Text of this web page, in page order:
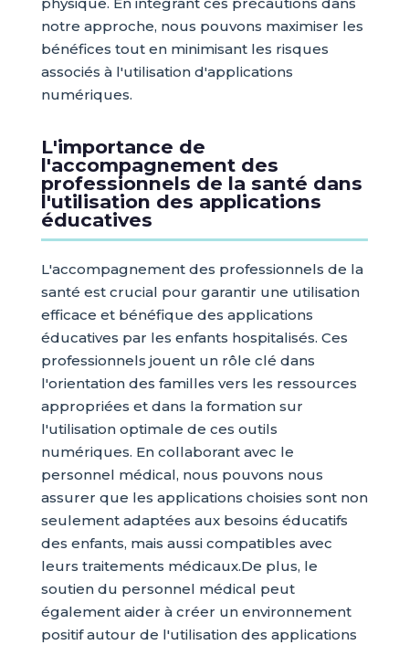
notre approche, nous pouvons maximiser les
bénéfices tout en minimisant les risques
associés à l'utilisation d'applications
numériques.
L'importance de
l'accompagnement des
professionnels de la santé dans
l'utilisation des applications
éducatives
L'accompagnement des professionnels de la
santé est crucial pour garantir une utilisation
efficace et bénéfique des applications
éducatives par les enfants hospitalisés. Ces
professionnels jouent un rôle clé dans
l'orientation des familles vers les ressources
appropriées et dans la formation sur
l'utilisation optimale de ces outils
numériques. En collaborant avec le
personnel médical, nous pouvons nous
assurer que les applications choisies sont non
seulement adaptées aux besoins éducatifs
des enfants, mais aussi compatibles avec
leurs traitements médicaux.De plus, le
soutien du personnel médical peut
également aider à créer un environnement
positif autour de l'utilisation des applications